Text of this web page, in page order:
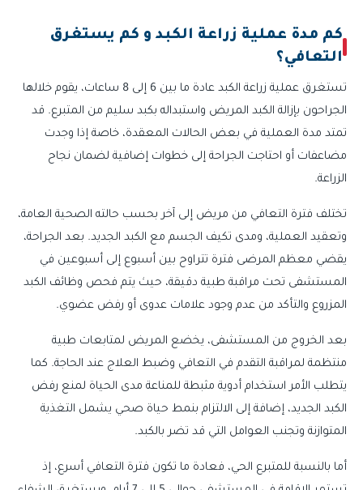
كم مدة عملية زراعة الكبد و كم يستغرق
التعافي؟
تستغرق عملية زراعة الكبد عادة ما بين 6 إلى 8 ساعات، يقوم خلالها
الجراحون بإزالة الكبد المريض واستبداله بكبد سليم من المتبرع. قد
تمتد مدة العملية في بعض الحالات المعقدة، خاصة إذا وجدت
مضاعفات أو احتاجت الجراحة إلى خطوات إضافية لضمان نجاح
الزراعة.
تختلف فترة التعافي من مريض إلى آخر بحسب حالته الصحية العامة،
وتعقيد العملية، ومدى تكيف الجسم مع الكبد الجديد. بعد الجراحة،
يقضي معظم المرضى فترة تتراوح بين أسبوع إلى أسبوعين في
المستشفى تحت مراقبة طبية دقيقة، حيث يتم فحص وظائف الكبد
المزروع والتأكد من عدم وجود علامات عدوى أو رفض عضوي.
بعد الخروج من المستشفى، يخضع المريض لمتابعات طبية
منتظمة لمراقبة التقدم في التعافي وضبط العلاج عند الحاجة. كما
يتطلب الأمر استخدام أدوية مثبطة للمناعة مدى الحياة لمنع رفض
الكبد الجديد، إضافة إلى الالتزام بنمط حياة صحي يشمل التغذية
المتوازنة وتجنب العوامل التي قد تضر بالكبد.
أما بالنسبة للمتبرع الحي، فعادة ما تكون فترة التعافي أسرع، إذ